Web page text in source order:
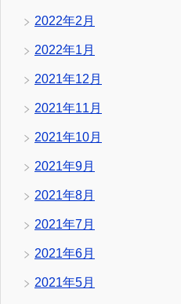
2022年2月
2022年1月
2021年12月
2021年11月
2021年10月
2021年9月
2021年8月
2021年7月
2021年6月
2021年5月